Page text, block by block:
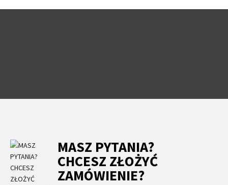
MASZ PYTANIA?
CHCESZ ZŁOŻYĆ
ZAMÓWIENIE?